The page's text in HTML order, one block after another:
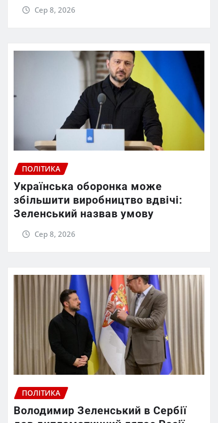
Сер 8, 2026
ПОЛІТИКА
Українська оборонка може
збільшити виробництво вдвічі:
Зеленський назвав умову
Сер 8, 2026
ПОЛІТИКА
Володимир Зеленський в Сербії